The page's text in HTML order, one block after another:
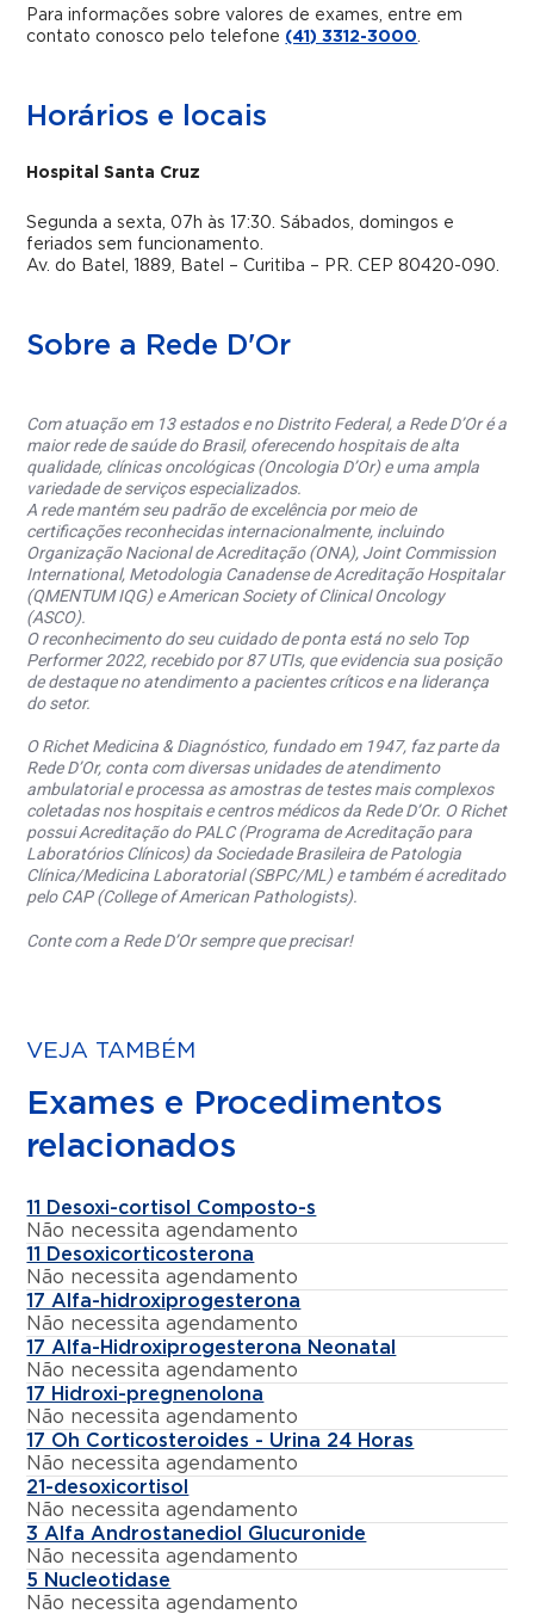
Para informações sobre valores de exames, entre em
contato conosco pelo telefone (41) 3312-3000.
Horários e locais
Hospital Santa Cruz
Segunda a sexta, 07h às 17:30. Sábados, domingos e
feriados sem funcionamento.
Av. do Batel, 1889, Batel – Curitiba – PR. CEP 80420-090.
Sobre a Rede D'Or
Com atuação em 13 estados e no Distrito Federal, a Rede D’Or é a
maior rede de saúde do Brasil, oferecendo hospitais de alta
qualidade, clínicas oncológicas (Oncologia D’Or) e uma ampla
variedade de serviços especializados.
A rede mantém seu padrão de excelência por meio de
certificações reconhecidas internacionalmente, incluindo
Organização Nacional de Acreditação (ONA), Joint Commission
International, Metodologia Canadense de Acreditação Hospitalar
(QMENTUM IQG) e American Society of Clinical Oncology
(ASCO).
O reconhecimento do seu cuidado de ponta está no selo Top
Performer 2022, recebido por 87 UTIs, que evidencia sua posição
de destaque no atendimento a pacientes críticos e na liderança
do setor.
O Richet Medicina & Diagnóstico, fundado em 1947, faz parte da
Rede D’Or, conta com diversas unidades de atendimento
ambulatorial e processa as amostras de testes mais complexos
coletadas nos hospitais e centros médicos da Rede D’Or. O Richet
possui Acreditação do PALC (Programa de Acreditação para
Laboratórios Clínicos) da Sociedade Brasileira de Patologia
Clínica/Medicina Laboratorial (SBPC/ML) e também é acreditado
pelo CAP (College of American Pathologists).
Conte com a Rede D’Or sempre que precisar!
VEJA TAMBÉM
Exames e Procedimentos
relacionados
11 Desoxi-cortisol Composto-s
Não necessita agendamento
11 Desoxicorticosterona
Não necessita agendamento
17 Alfa-hidroxiprogesterona
Não necessita agendamento
17 Alfa-Hidroxiprogesterona Neonatal
Não necessita agendamento
17 Hidroxi-pregnenolona
Não necessita agendamento
17 Oh Corticosteroides - Urina 24 Horas
Não necessita agendamento
21-desoxicortisol
Não necessita agendamento
3 Alfa Androstanediol Glucuronide
Não necessita agendamento
5 Nucleotidase
Não necessita agendamento